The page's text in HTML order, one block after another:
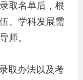
取名单后，根
、学科发展需
师。
取办法以及考